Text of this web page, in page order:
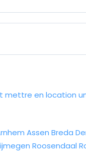
mettre en location
Assen Breda
Roosendaal